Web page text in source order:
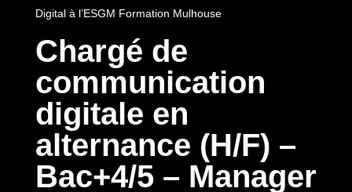
Digital à l’ESGM Formation Mulhouse
Chargé de
communication
digitale en
alternance (H/F) –
Bac+4/5 – Manager